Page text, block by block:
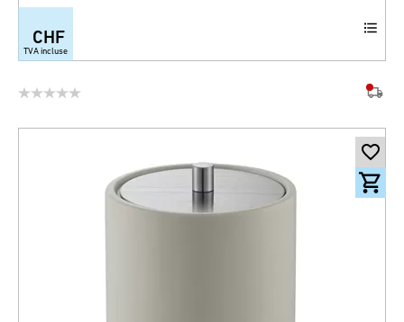
CHF
TVA incluse